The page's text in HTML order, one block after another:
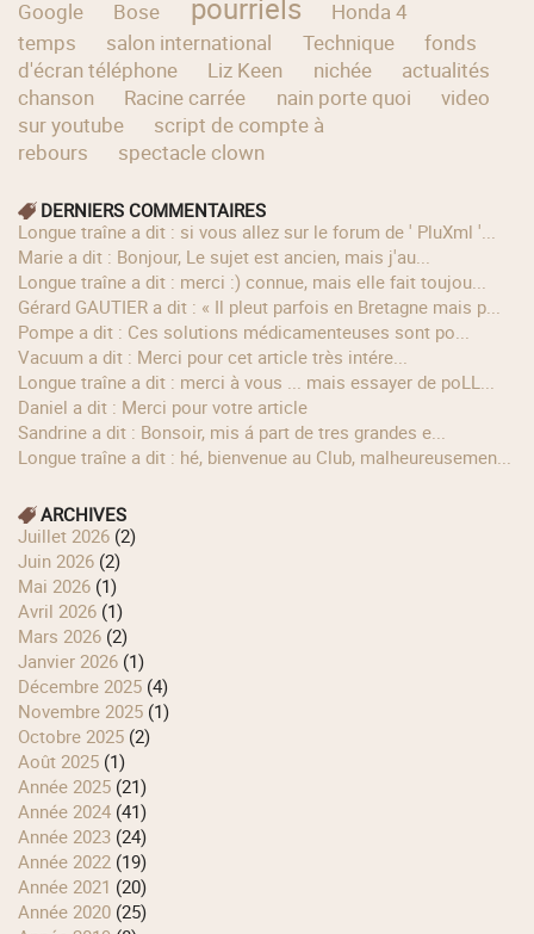
Google
Bose
Honda 4
temps
salon international Technique
fonds
d'écran téléphone
Liz Keen nichée
actualités
chanson
Racine carrée nain porte quoi
video
sur youtube
script de compte à
rebours
spectacle clown
DERNIERS COMMENTAIRES
longue traîne a dit : si vous allez sur le forum de ' PluXml '...
Marie a dit : Bonjour, Le sujet est ancien, mais j'au...
longue traîne a dit : merci :) connue, mais elle fait toujou...
Gérard GAUTIER a dit : « Il pleut parfois en Bretagne mais p...
Pompe a dit : Ces solutions médicamenteuses sont po...
Vacuum a dit : Merci pour cet article très intére...
longue traîne a dit : merci à vous ... mais essayer de poLL...
Daniel a dit : Merci pour votre article
Sandrine a dit : Bonsoir, mis á part de tres grandes e...
longue traîne a dit : hé, bienvenue au Club, malheureusemen...
ARCHIVES
juillet 2026 (2)
juin 2026 (2)
mai 2026 (1)
avril 2026 (1)
mars 2026 (2)
janvier 2026 (1)
décembre 2025 (4)
novembre 2025 (1)
octobre 2025 (2)
août 2025 (1)
année 2025 (21)
année 2024 (41)
année 2023 (24)
année 2022 (19)
année 2021 (20)
année 2020 (25)